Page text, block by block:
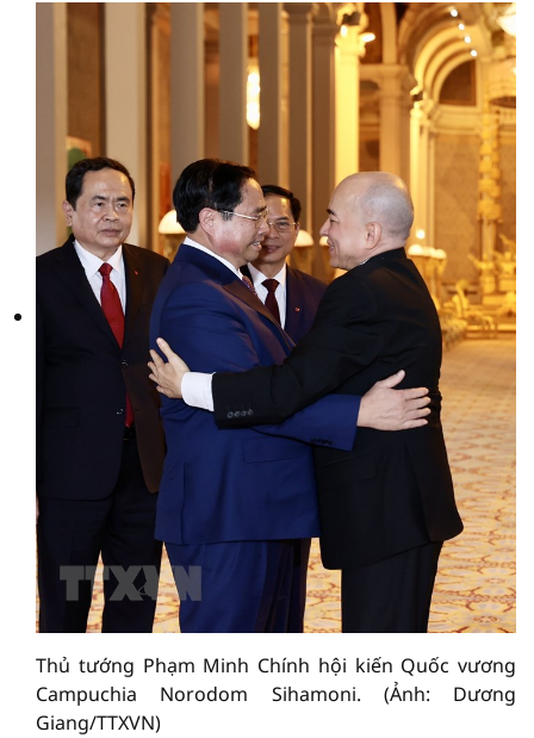
Thủ tướng Phạm Minh Chính hội kiến Quốc vương
Campuchia Norodom Sihamoni. (Ảnh: Dương
Giang/TTXVN)